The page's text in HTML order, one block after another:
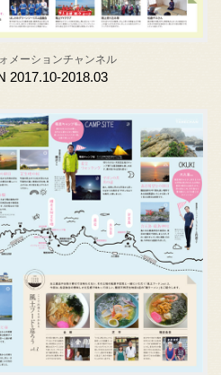
メーションチャンネル
2017.10-2018.03